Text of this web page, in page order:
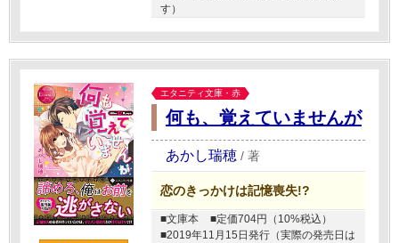
す）
エタニティ文庫・赤
何も、覚えていませんが
あかし瑞穂 / 著
恋のきっかけは記憶喪失!?
■文庫本
■定価704円（10%税込）
■2019年11月15日発行（実際の発売日は